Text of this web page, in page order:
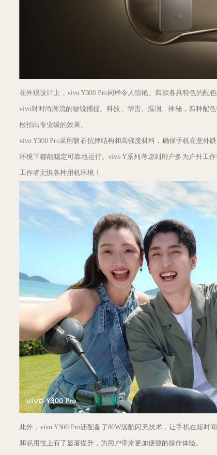
在外观设计上，vivo Y300 Pro同样令人惊艳。四款各具特色的
vivo对时尚潮流的敏锐捕捉。科技、华贵、温润、神秘，四种配
松拍出专业级的效果。
vivo Y300 Pro采用磐石抗摔结构和高强度材料，确保手机在意外
环境下都能稳定可靠地运行。vivo Y系列考虑到用户多为户外工
工作者无惧各种用机环境！
此外，vivo Y300 Pro还配备了80W远航闪充技术，让手机在短
和易用性上有了显著提升，为用户带来更加便捷的操作体验。